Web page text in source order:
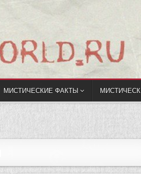
МИСТИЧЕСКИЕ ФАКТЫ